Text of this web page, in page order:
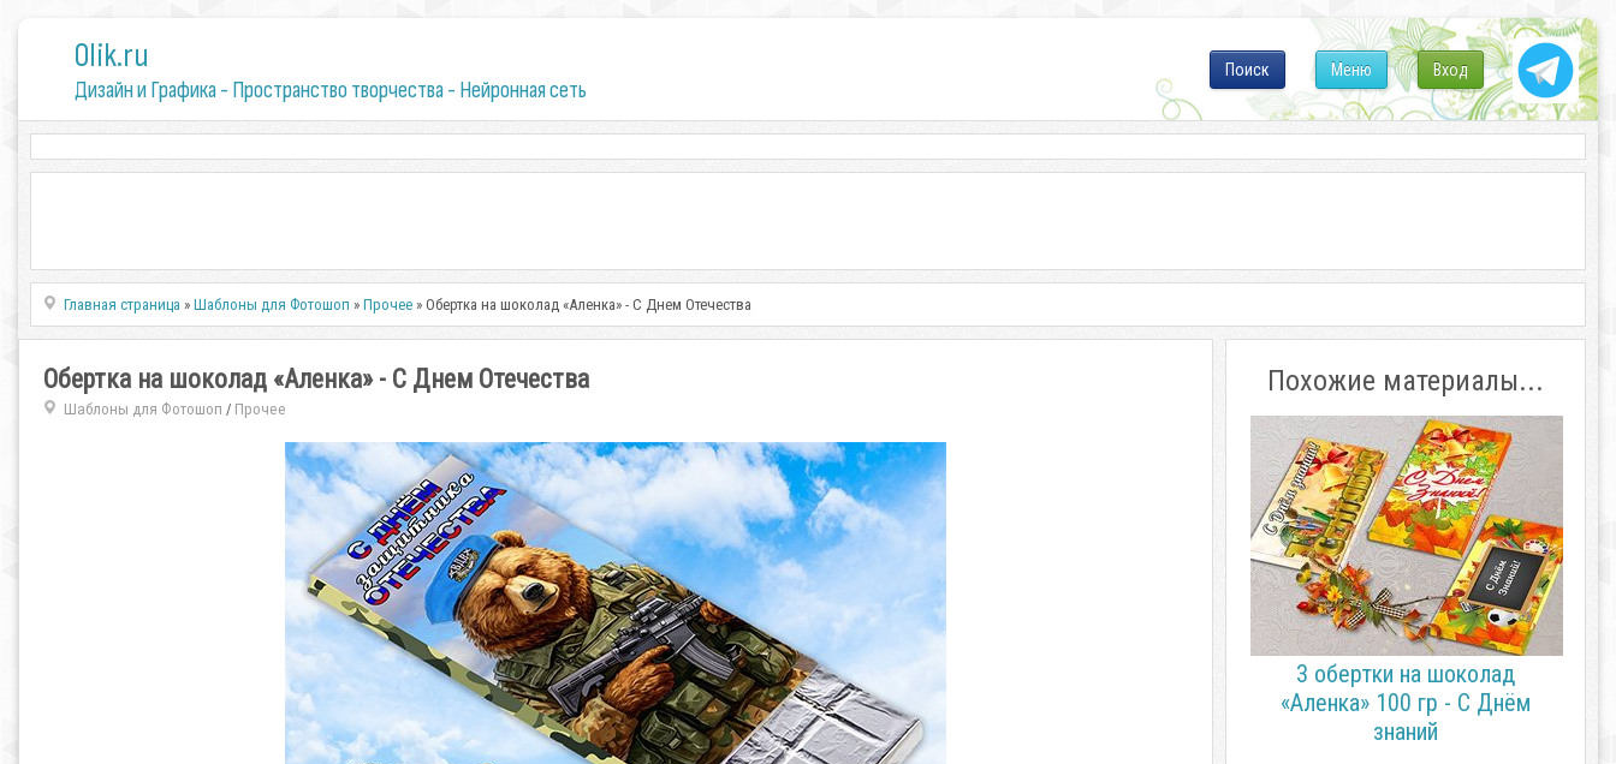
0lik.ru
Дизайн и Графика - Пространство творчества - Нейронная сеть
Вход
Меню
Поиск
Главная страница »Шаблоны для Фотошоп »Прочее » Обертка на шоколад «Аленка» - С Днем Отечества
Обертка на шоколад «Аленка» - С Днем Отечества
Шаблоны для Фотошоп / Прочее
Похожие материалы...
3 обертки на шоколад
«Аленка» 100 гр - С Днём
знаний